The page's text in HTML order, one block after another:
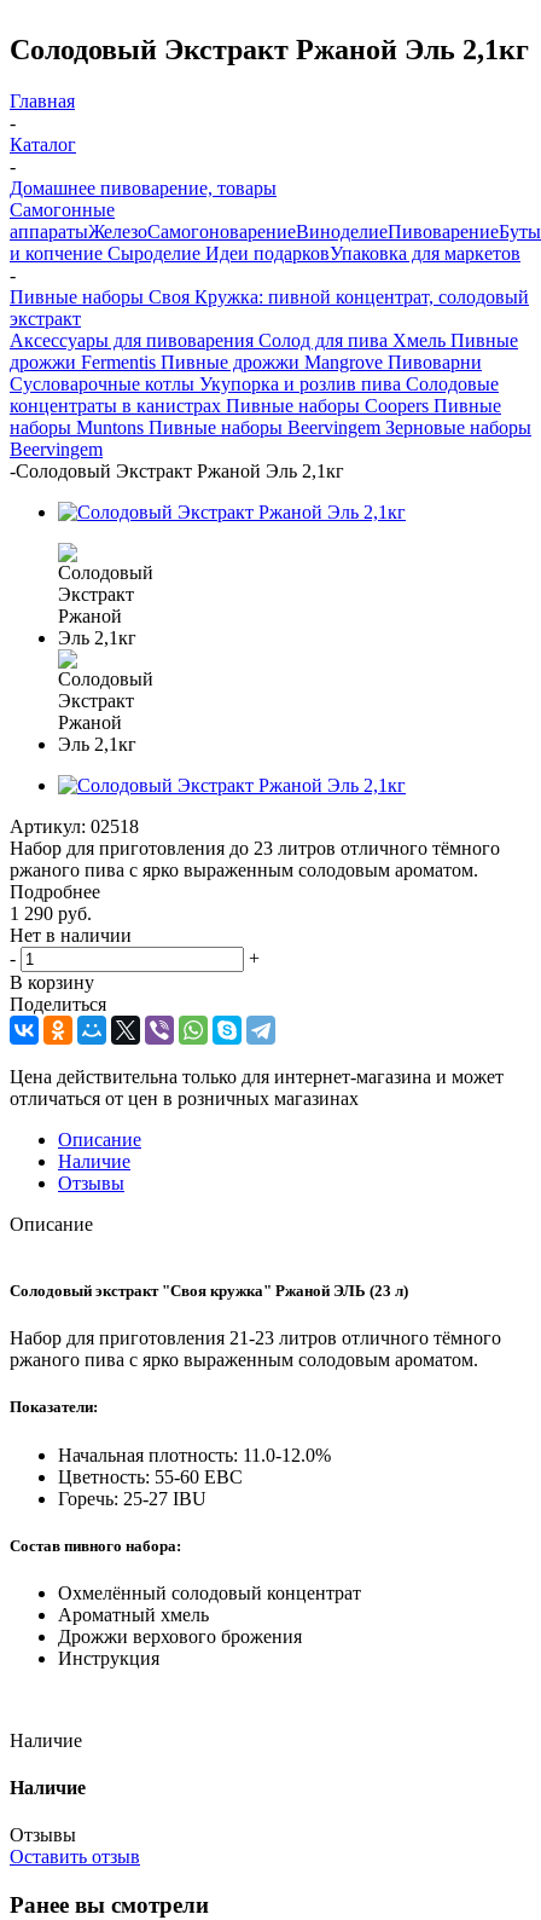
Солодовый Экстракт Ржаной Эль 2,1кг
Главная
-
Каталог
-
Домашнее пивоварение, товары
Самогонные
аппаратыЖелезоСамогоноварениеВиноделиеПивоварение
и копчение Сыроделие Идеи подарковУпаковка для маркетов
-
Пивные наборы Своя Кружка: пивной концентрат, солодовый
экстракт
Аксессуары для пивоварения Солод для пива Хмель Пивные
дрожжи Fermentis Пивные дрожжи Mangrove Пивоварни
Сусловарочные котлы Укупорка и розлив пива Солодовые
концентраты в канистрах Пивные наборы Coopers Пивные
наборы Muntons Пивные наборы Beervingem Зерновые наборы
Beervingem
-Солодовый Экстракт Ржаной Эль 2,1кг
Артикул: 02518
Набор для приготовления до 23 литров отличного тёмного
ржаного пива с ярко выраженным солодовым ароматом.
Подробнее
1 290 руб.
Нет в наличии
-
+
В корзину
Поделиться
Цена действительна только для интернет-магазина и может
отличаться от цен в розничных магазинах
Описание
Наличие
Отзывы
Описание
Солодовый экстракт "Своя кружка" Ржаной ЭЛЬ (23 л)
Набор для приготовления 21-23 литров отличного тёмного
ржаного пива с ярко выраженным солодовым ароматом.
Показатели:
Начальная плотность: 11.0-12.0%
Цветность: 55-60 EBC
Горечь: 25-27 IBU
Состав пивного набора:
Охмелённый солодовый концентрат
Ароматный хмель
Дрожжи верхового брожения
Инструкция
Наличие
Наличие
Отзывы
Оставить отзыв
Ранее вы смотрели